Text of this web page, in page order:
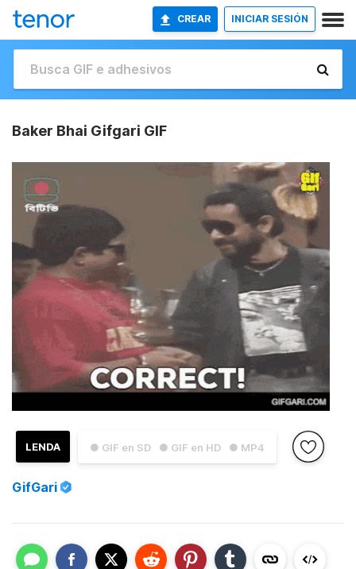
CREAR INICIAR SESIÓN
Baker Bhai Gifgari GIF
● GIF en SD ● GIF en HD ● MP4
LENDA
GifGari